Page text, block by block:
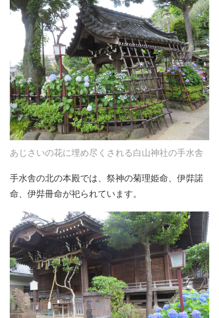
あじさいの花に埋め尽くされる白山神社の手水舎
手水舎の北の本殿では、祭神の菊理姫命、伊弉諾
命、伊弉冊命が祀られています。